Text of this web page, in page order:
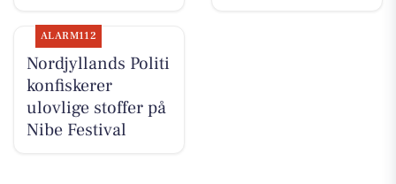
ALARM112
Nordjyllands Politi
konfiskerer
ulovlige stoffer på
Nibe Festival